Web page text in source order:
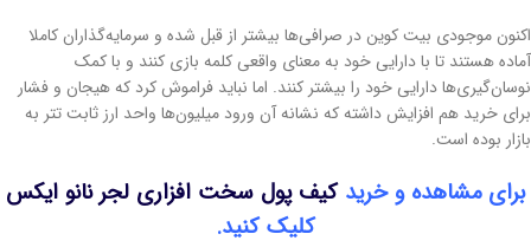
اکنون موجودی بیت کوین در صرافی‌ها بیشتر از قبل شده و سرمایه‌گذاران کاملا
آماده هستند تا با دارایی خود به معنای واقعی کلمه بازی کنند و با کمک
نوسان‌گیری‌ها دارایی خود را بیشتر کنند. اما نباید فراموش کرد که هیجان و فشار
برای خرید هم افزایش داشته که نشانه آن ورود میلیون‌ها واحد ارز ثابت تتر به
بازار بوده است.
برای مشاهده و خریدکیف پول سخت افزاری لجر نانو ایکس
کلیک کنید.